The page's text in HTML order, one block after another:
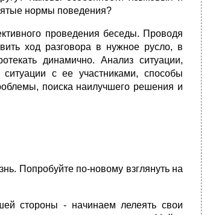
нормы поведения?
проведения беседы. Проводя
ход разговора в нужное русло, в
динамично. Анализ ситуации,
с ее участниками, способы
поиска наилучшего решения и
Попробуйте по-новому взглянуть на
стороны - начинаем лелеять свои